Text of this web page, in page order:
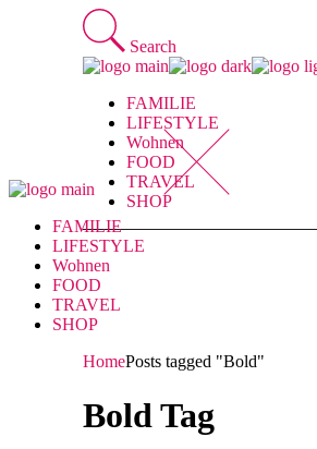
Search
FAMILIE
LIFESTYLE
Wohnen
FOOD
TRAVEL
SHOP
FAMILIE
LIFESTYLE
Wohnen
FOOD
TRAVEL
SHOP
HomePosts tagged "Bold"
Bold Tag